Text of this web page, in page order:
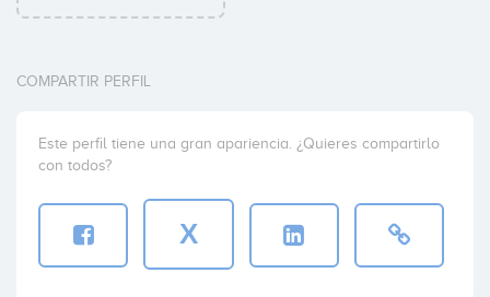
COMPARTIR PERFIL
Este perfil tiene una gran apariencia. ¿Quieres compartirlo
con todos?
X